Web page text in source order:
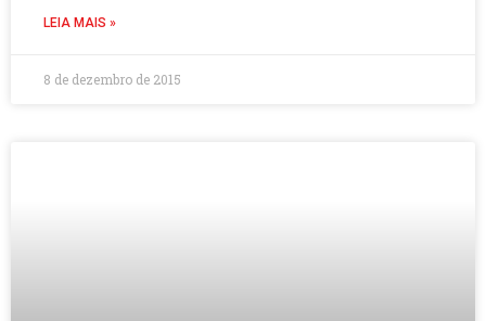
LEIA MAIS »
8 de dezembro de 2015